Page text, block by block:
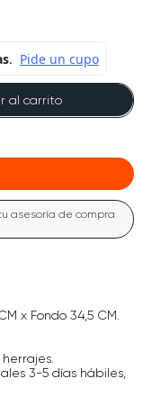
al carrito
asesoría de compra
x Fondo 34,5 CM.
3-5 días hábiles,